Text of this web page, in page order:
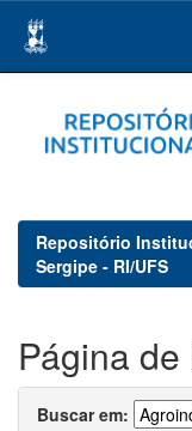
navigation
Repositório
Sergipe - RI/UFS
Página de
Buscar em: